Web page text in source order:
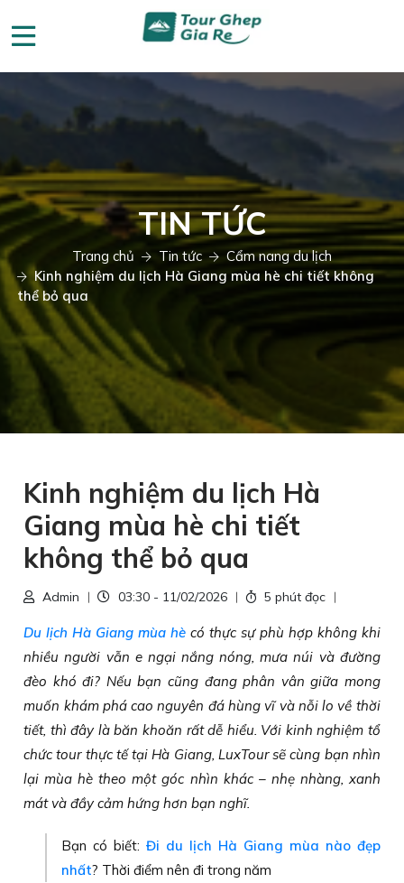
TIN TỨC
Trang chủ Tin tức
Cẩm nang du lịch
Kinh nghiệm du lịch Hà Giang mùa hè chi tiết không
thể bỏ qua
Kinh nghiệm du lịch Hà
Giang mùa hè chi tiết
không thể bỏ qua
Admin 03:30 - 11/02/2026 5 phút đọc
Du lịch Hà Giang mùa hè có thực sự phù hợp không khi
nhiều người vẫn e ngại nắng nóng, mưa núi và đường
đèo khó đi? Nếu bạn cũng đang phân vân giữa mong
muốn khám phá cao nguyên đá hùng vĩ và nỗi lo về thời
tiết, thì đây là băn khoăn rất dễ hiểu. Với kinh nghiệm tổ
chức tour thực tế tại Hà Giang, LuxTour sẽ cùng bạn nhìn
lại mùa hè theo một góc nhìn khác – nhẹ nhàng, xanh
mát và đầy cảm hứng hơn bạn nghĩ.
Bạn có biết:Đi du lịch Hà Giang mùa nào đẹp
nhất? Thời điểm nên đi trong năm